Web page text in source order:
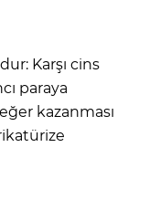
Karşı cins
paraya
kazanması